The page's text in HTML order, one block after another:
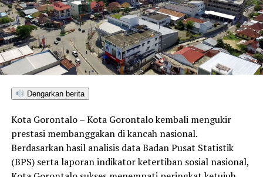
Dengarkan berita
Kota Gorontalo – Kota Gorontalo kembali mengukir
prestasi membanggakan di kancah nasional.
Berdasarkan hasil analisis data Badan Pusat Statistik
(BPS) serta laporan indikator ketertiban sosial nasional,